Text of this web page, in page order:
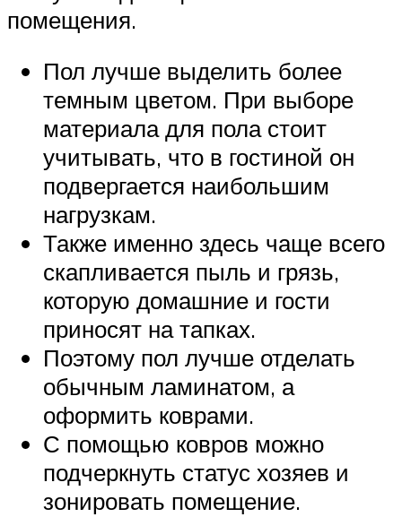
помещения.
Пол лучше выделить более
темным цветом. При выборе
материала для пола стоит
учитывать, что в гостиной он
подвергается наибольшим
нагрузкам.
Также именно здесь чаще всего
скапливается пыль и грязь,
которую домашние и гости
приносят на тапках.
Поэтому пол лучше отделать
обычным ламинатом, а
оформить коврами.
С помощью ковров можно
подчеркнуть статус хозяев и
зонировать помещение.